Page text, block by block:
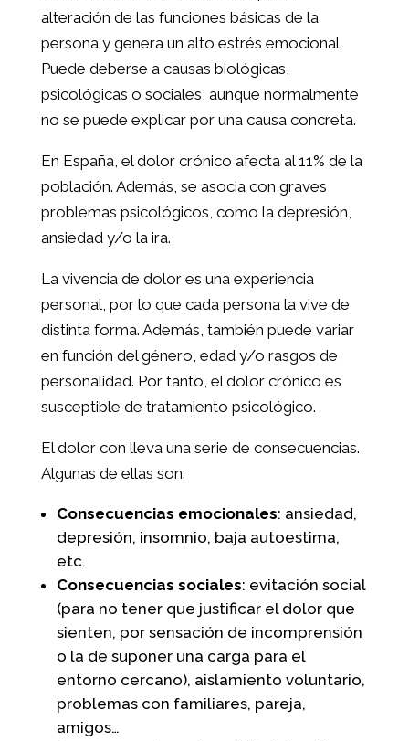
alteración de las funciones básicas de la
persona y genera un alto estrés emocional.
Puede deberse a causas biológicas,
psicológicas o sociales, aunque normalmente
no se puede explicar por una causa concreta.
En España, el dolor crónico afecta al 11% de la
población. Además, se asocia con graves
problemas psicológicos, como la depresión,
ansiedad y/o la ira.
La vivencia de dolor es una experiencia
personal, por lo que cada persona la vive de
distinta forma. Además, también puede variar
en función del género, edad y/o rasgos de
personalidad. Por tanto, el dolor crónico es
susceptible de tratamiento psicológico.
El dolor con lleva una serie de consecuencias.
Algunas de ellas son:
Consecuencias emocionales: ansiedad,
depresión, insomnio, baja autoestima,
etc.
Consecuencias sociales: evitación social
(para no tener que justificar el dolor que
sienten, por sensación de incomprensión
o la de suponer una carga para el
entorno cercano), aislamiento voluntario,
problemas con familiares, pareja,
amigos…